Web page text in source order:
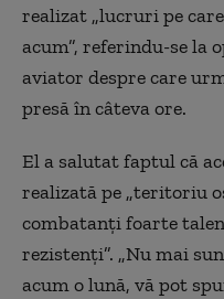
realizat „lucruri pe
acum”, referindu-se la
aviator despre care
presă în câteva ore.
El a salutat faptul că
realizată pe „teritoriu
combatanți foarte
rezistenți”. „Nu mai
acum o lună, vă pot